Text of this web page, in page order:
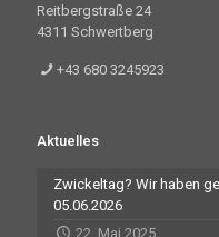
Reitbergstraße 24
4311 Schwertberg
+43 680 3245923
Aktuelles
Zwickeltag? Wir haben
05.06.2026
22. Mai 2025